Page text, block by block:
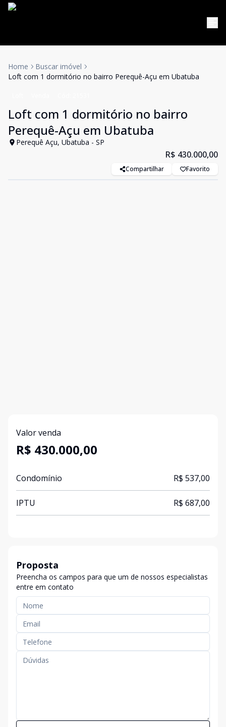
Home
Buscar imóvel
Loft com 1 dormitório no bairro Perequê-Açu em Ubatuba
Loft com 1 dormitório no bairro
Perequê-Açu em Ubatuba
Perequê Açu, Ubatuba - SP
R$ 430.000,00
Compartilhar Favorito
Valor venda
R$ 430.000,00
Condomínio R$ 537,00
IPTU R$ 687,00
Proposta
Preencha os campos para que um de nossos especialistas
entre em contato